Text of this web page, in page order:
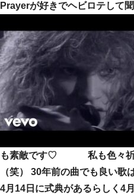
Prayerが好きでヘビロテして
も素敵です♡ 私も色々祈り
（笑） 30年前の曲でも良い
4月14日に式典があるらしく4